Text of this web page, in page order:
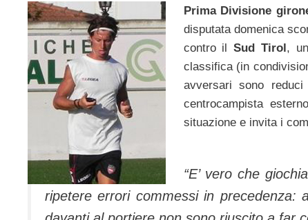
Prima Divisione
disputata domenica
contro ilSud Tirol,
classifica (in
avversari sono
centrocampista
situazione e invita i
“E’ vero che
ripetere errori commessi in